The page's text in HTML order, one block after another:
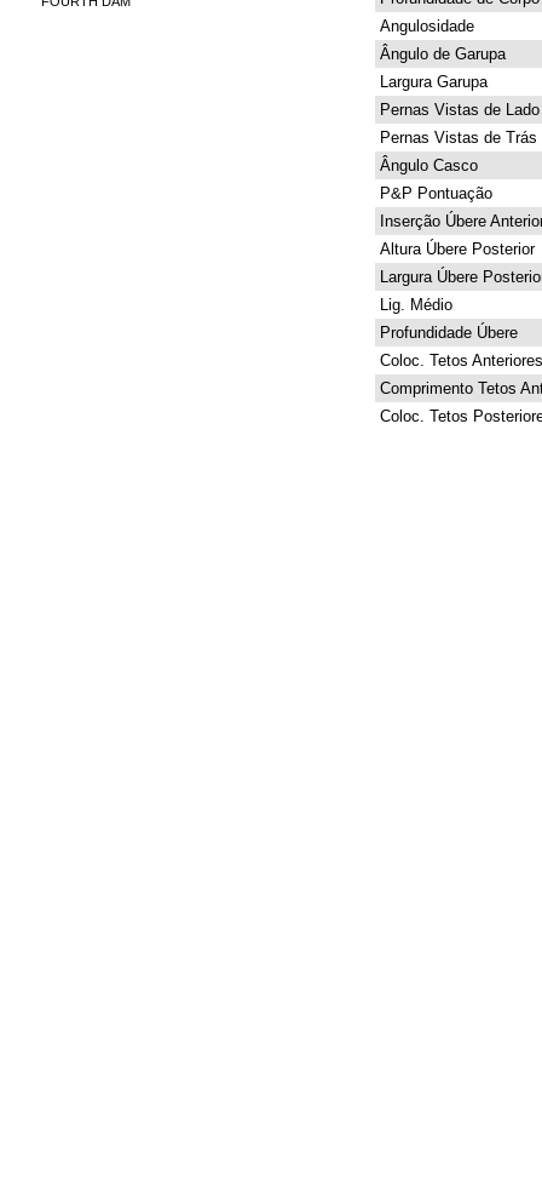
Angulosidade
Ângulo de Garupa
Largura Garupa
Pernas Vistas de Lado
Pernas Vistas de Trás
Ângulo Casco
P&P Pontuação
Inserção Úbere
Altura Úbere Posterior
Largura Úbere
Lig. Médio
Profundidade Úbere
Coloc. Tetos Anteriores
Comprimento Tetos
Coloc. Tetos